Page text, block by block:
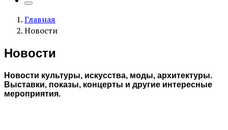
Главная
Новости
Новости
Новости культуры, искусства, моды, архитектуры.
Выставки, показы, концерты и другие интересные
мероприятия.